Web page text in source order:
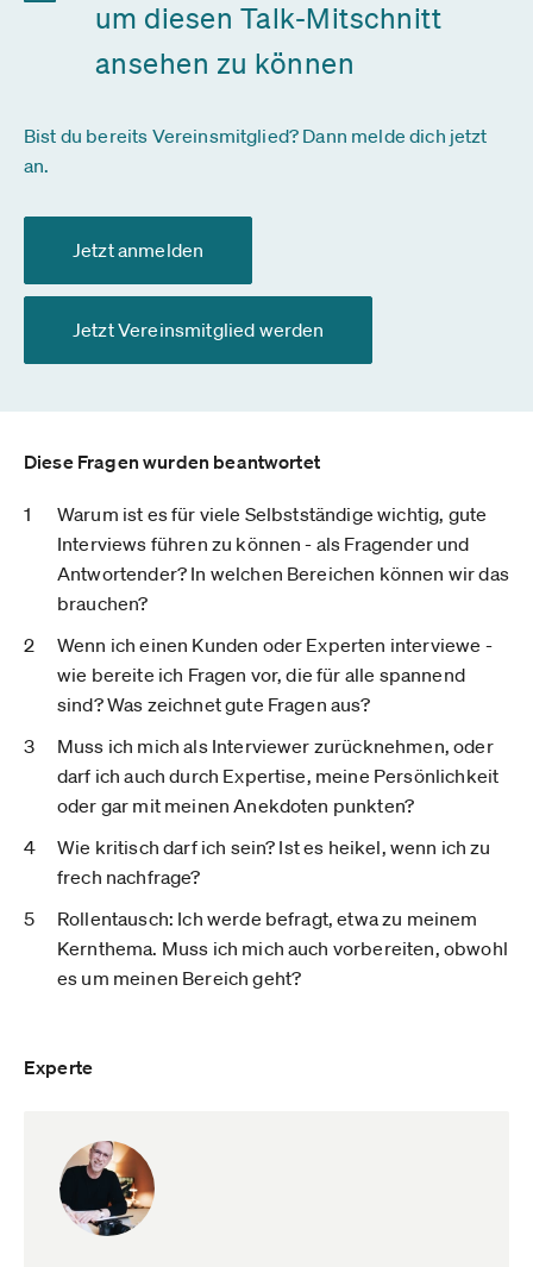
um diesen Talk-Mitschnitt
ansehen zu können
Bist du bereits Vereinsmitglied? Dann melde dich jetzt
an.
Jetzt anmelden
Jetzt Vereinsmitglied werden
Diese Fragen wurden beantwortet
Warum ist es für viele Selbstständige wichtig, gute
Interviews führen zu können - als Fragender und
Antwortender? In welchen Bereichen können wir das
brauchen?
Wenn ich einen Kunden oder Experten interviewe -
wie bereite ich Fragen vor, die für alle spannend
sind? Was zeichnet gute Fragen aus?
Muss ich mich als Interviewer zurücknehmen, oder
darf ich auch durch Expertise, meine Persönlichkeit
oder gar mit meinen Anekdoten punkten?
Wie kritisch darf ich sein? Ist es heikel, wenn ich zu
frech nachfrage?
Rollentausch: Ich werde befragt, etwa zu meinem
Kernthema. Muss ich mich auch vorbereiten, obwohl
es um meinen Bereich geht?
Experte